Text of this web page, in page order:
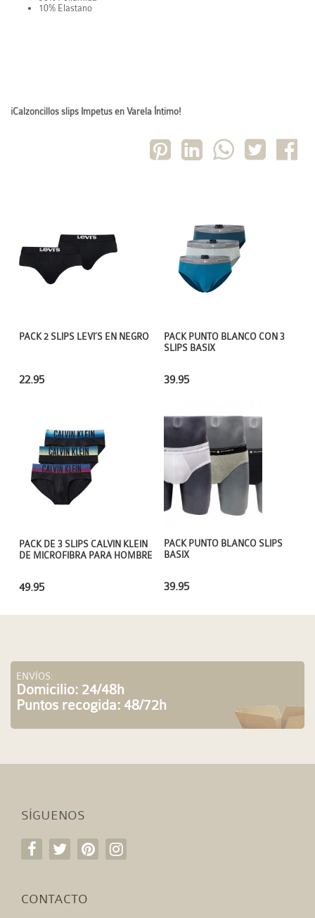
10% Elastano
¡Calzoncillos slips Impetus en Varela Íntimo!
PACK PUNTO BLANCO CON 3
SLIPS BASIX
39.95
PACK 2 SLIPS LEVI´S EN NEGRO
22.95
PACK PUNTO BLANCO SLIPS
BASIX
39.95
PACK DE 3 SLIPS CALVIN KLEIN
DE MICROFIBRA PARA HOMBRE
49.95
ENVÍOS:
Domicilio: 24/48h
Puntos recogida: 48/72h
SÍGUENOS
CONTACTO